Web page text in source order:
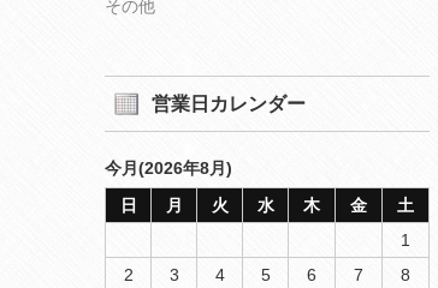
その他
営業日カレンダー
今月(2026年8月)
日
月 火 水 木 金
土
1
2
3 4 5 6 7
8